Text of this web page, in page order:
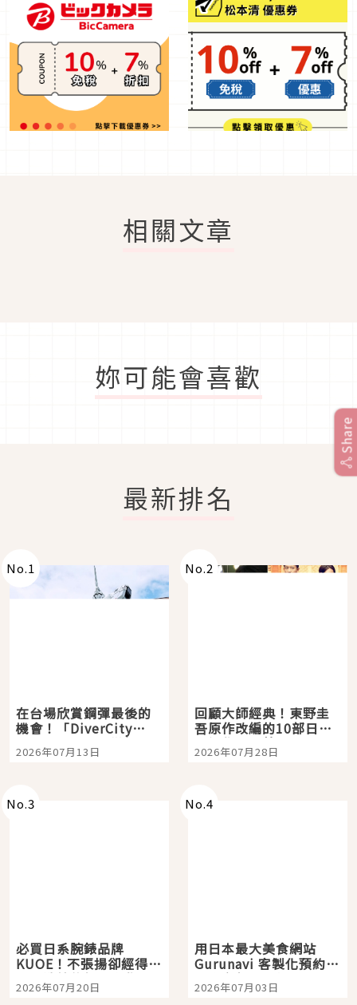
相關文章
妳可能會喜歡
最新排名
No.1
在台場欣賞鋼彈最後的
機會！「DiverCity
Tokyo Plaza」搭船、
購物、美食及夜景，一
2026年07月13日
No.2
回顧大師經典！東野圭
吾原作改編的10部日本
影視作品推薦
2026年07月28日
No.3
必買日系腕錶品牌
KUOE！不張揚卻經得起
時間洗鍊的經典之作五
選
2026年07月20日
No.4
用日本最大美食網站
Gurunavi 客製化預約九
大都市餐廳，打造專屬
美食體驗！
2026年07月03日
Share